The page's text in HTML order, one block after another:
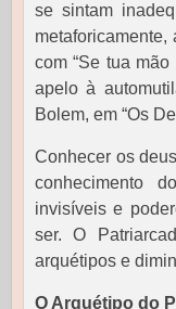
se sintam
com “Se tua
apelo à
Bolem, em “Os
Conhecer os
conhecimento
invisíveis e
ser. O
arquétipos e
O Arquétipo do